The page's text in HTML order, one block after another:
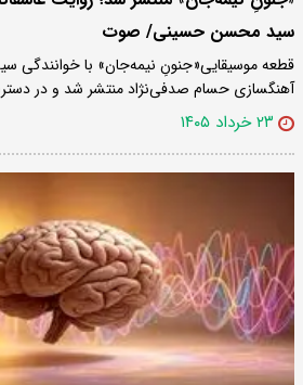
سید محسن حسینی/ صوت
قطعه موسیقایی«جنونِ نیمه‌جان» با
آهنگسازی حسام صدفی‌نژاد منتشر شد و در
۲۳ خرداد ۱۴۰۵